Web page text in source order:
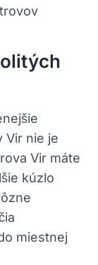
Vir nie je
Vir máte
kúzlo
miestnej